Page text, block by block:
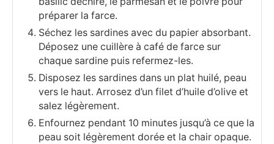
préparer la farce.
Séchez les sardines avec du papier absorbant.
Déposez une cuillère à café de farce sur
chaque sardine puis refermez-les.
Disposez les sardines dans un plat huilé, peau
vers le haut. Arrosez d’un filet d’huile d’olive et
salez légèrement.
Enfournez pendant 10 minutes jusqu’à ce que la
peau soit légèrement dorée et la chair opaque.